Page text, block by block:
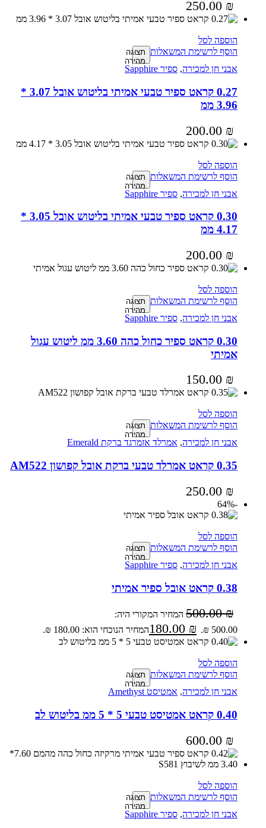
250.00 ₪
הוספה לסל
הוסף לרשימת המשאלות תצוגה
מהירה
אבני חן למכירה, ספיר Sapphire
0.27 קראט ספיר טבעי אמיתי בליטוש אובל 3.07 *
3.96 ממ
200.00 ₪
הוספה לסל
הוסף לרשימת המשאלות תצוגה
מהירה
אבני חן למכירה, ספיר Sapphire
0.30 קראט ספיר טבעי אמיתי בליטוש אובל 3.05 *
4.17 ממ
200.00 ₪
הוספה לסל
הוסף לרשימת המשאלות תצוגה
מהירה
אבני חן למכירה, ספיר Sapphire
0.30 קראט ספיר כחול כהה 3.60 ממ ליטוש עגול
אמיתי
150.00 ₪
הוספה לסל
הוסף לרשימת המשאלות תצוגה
מהירה
אבני חן למכירה, אמרלד אזמרגד ברקת Emerald
0.35 קראט אמרלד טבעי ברקת אובל קפושון AM522
250.00 ₪
-64%
הוספה לסל
הוסף לרשימת המשאלות תצוגה
מהירה
אבני חן למכירה, ספיר Sapphire
0.38 קראט אובל ספיר אמיתי
500.00₪
המחיר המקורי היה:
500.00 ₪.
180.00 ₪ המחיר הנוכחי הוא: 180.00 ₪.
הוספה לסל
הוסף לרשימת המשאלות תצוגה
מהירה
אבני חן למכירה, אמטיסט Amethyst
0.40 קראט אמטיסט טבעי 5 * 5 ממ בליטוש לב
600.00 ₪
הוספה לסל
הוסף לרשימת המשאלות תצוגה
מהירה
אבני חן למכירה, ספיר Sapphire